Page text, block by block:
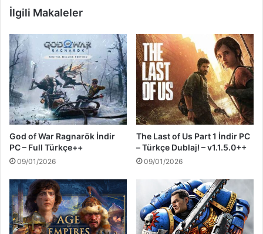
İlgili Makaleler
God of War Ragnarök İndir
PC – Full Türkçe++
09/01/2026
The Last of Us Part 1 İndir PC
– Türkçe Dublaj! – v1.1.5.0++
09/01/2026